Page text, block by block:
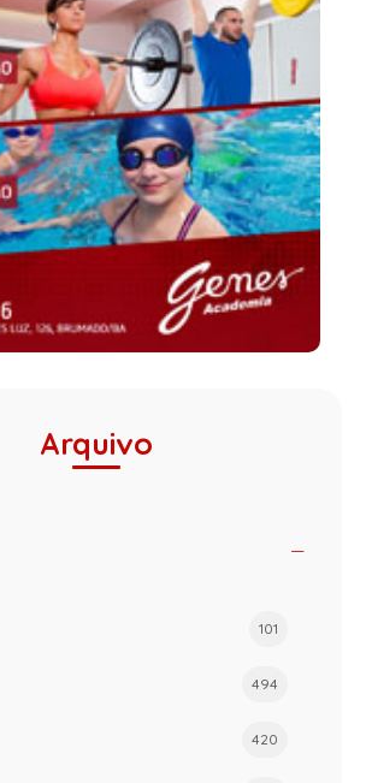
Arquivo
101
494
420